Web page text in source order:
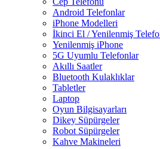
Android Telefonlar
iPhone Modelleri
İkinci El / Yenilenmiş
Yenilenmiş iPhone
5G Uyumlu Telefonlar
Akıllı Saatler
Bluetooth Kulaklıklar
Tabletler
Laptop
Oyun Bilgisayarları
Dikey Süpürgeler
Robot Süpürgeler
Kahve Makineleri